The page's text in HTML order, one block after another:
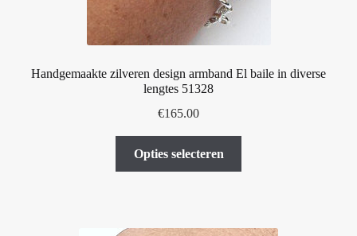
Handgemaakte zilveren design armband El baile in diverse
lengtes 51328
€165.00
Opties selecteren